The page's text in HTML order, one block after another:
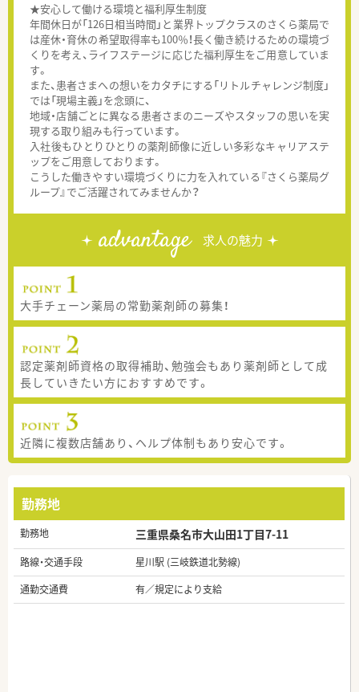
★安心して働ける環境と福利厚生制度
年間休日が「126日相当時間」と業界トップクラスのさくら薬局で
は産休・育休の希望取得率も100％！長く働き続けるための環境づ
くりを考え、ライフステージに応じた福利厚生をご用意していま
す。
また、患者さまへの想いをカタチにする「リトルチャレンジ制度」
では「現場主義」を念頭に、
地域・店舗ごとに異なる患者さまのニーズやスタッフの思いを実
現する取り組みも行っています。
入社後もひとりひとりの薬剤師像に近しい多彩なキャリアステ
ップをご用意しております。
こうした働きやすい環境づくりに力を入れている『さくら薬局グ
ループ』でご活躍されてみませんか？
advantage 求人の魅力
大手チェーン薬局の常勤薬剤師の募集！
認定薬剤師資格の取得補助、勉強会もあり薬剤師として成
長していきたい方におすすめです。
近隣に複数店舗あり、ヘルプ体制もあり安心です。
勤務地
勤務地 三重県桑名市大山田1丁目7-11
路線・交通手段
星川駅 (三岐鉄道北勢線)
通勤交通費
有／規定により支給